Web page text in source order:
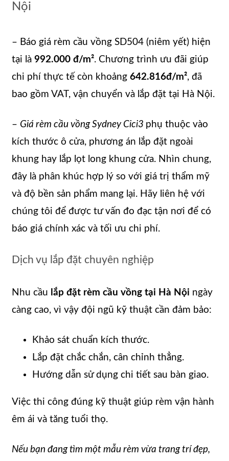
Nội
– Báo giá rèm cầu vồng SD504 (niêm yết) hiện
tại là 992.000 đ/m². Chương trình ưu đãi giúp
chi phí thực tế còn khoảng 642.816đ/m², đã
bao gồm VAT, vận chuyển và lắp đặt tại Hà Nội.
– Giá rèm cầu vồng Sydney Cici3 phụ thuộc vào
kích thước ô cửa, phương án lắp đặt ngoài
khung hay lắp lọt long khung cửa. Nhìn chung,
đây là phân khúc hợp lý so với giá trị thẩm mỹ
và độ bền sản phẩm mang lại. Hãy liên hệ với
chúng tôi để được tư vấn đo đạc tận nơi để có
báo giá chính xác và tối ưu chi phí.
Dịch vụ lắp đặt chuyên nghiệp
Nhu cầu lắp đặt rèm cầu vồng tại Hà Nội ngày
càng cao, vì vậy đội ngũ kỹ thuật cần đảm bảo:
Khảo sát chuẩn kích thước.
Lắp đặt chắc chắn, cân chỉnh thẳng.
Hướng dẫn sử dụng chi tiết sau bàn giao.
Việc thi công đúng kỹ thuật giúp rèm vận hành
êm ái và tăng tuổi thọ.
Nếu bạn đang tìm một mẫu rèm vừa trang trí đẹp,